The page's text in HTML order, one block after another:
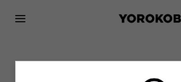
Lógate en